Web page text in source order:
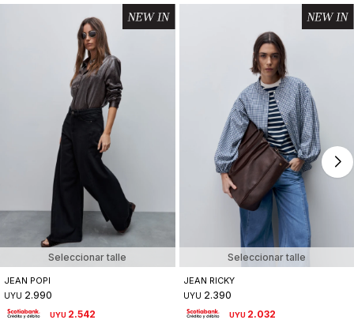
Seleccionar talle
JEAN POPI
UYU 2.990
UYU 2.542
Seleccionar talle
JEAN RICKY
UYU 2.390
UYU 2.032